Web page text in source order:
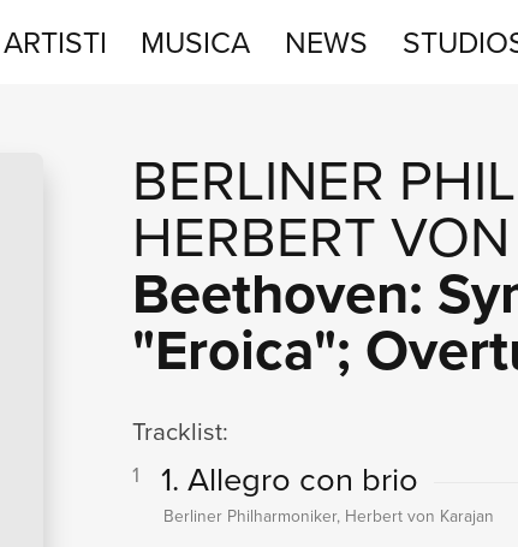
ARTISTI MUSICA NEWS
BERLINER
HERBERT
Beethoven:
"Eroica";
Tracklist:
1 1. Allegro con brio
Berliner Philharmoniker, Herbert von Karajan
SHOP